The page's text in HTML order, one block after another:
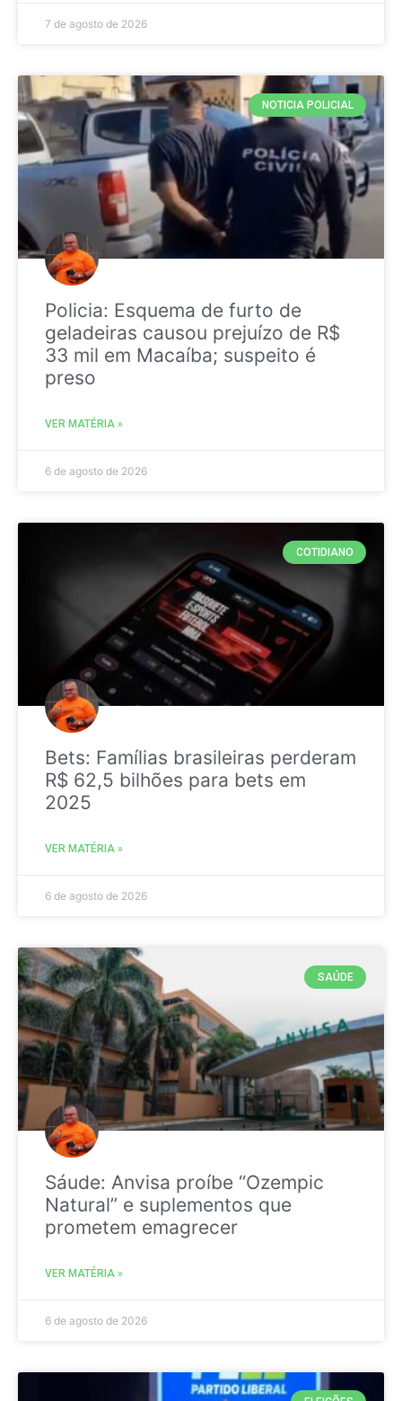
7 de agosto de 2026
NOTICIA POLICIAL
Policia: Esquema de furto de
geladeiras causou prejuízo de R$
33 mil em Macaíba; suspeito é
preso
VER MATÉRIA »
6 de agosto de 2026
COTIDIANO
Bets: Famílias brasileiras perderam
R$ 62,5 bilhões para bets em
2025
VER MATÉRIA »
6 de agosto de 2026
SAÚDE
Sáude: Anvisa proíbe “Ozempic
Natural” e suplementos que
prometem emagrecer
VER MATÉRIA »
6 de agosto de 2026